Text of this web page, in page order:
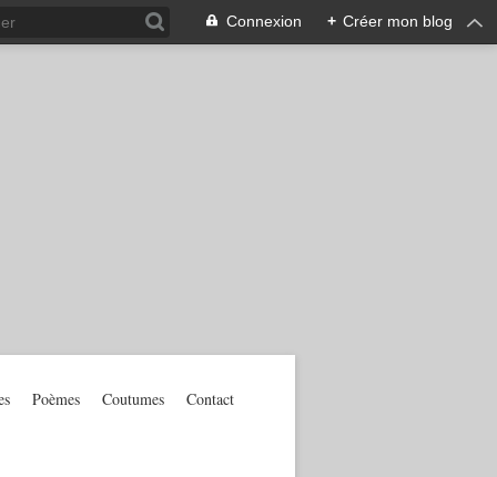
Connexion + Créer mon blog
Poèmes Coutumes Contact